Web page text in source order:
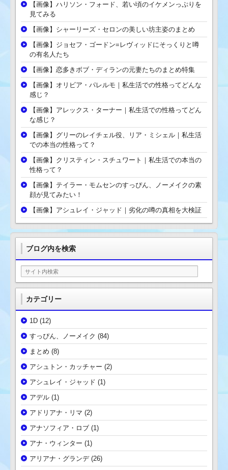
【画像】ハリソン・フォード、若い頃のイケメンっぷりを
見てみる
【画像】シャーリーズ・セロンの美しい坊主姿のまとめ
【画像】ジョセフ・ゴードン=レヴィッドにそっくりと噂
の有名人たち
【画像】恋多きボブ・ディランの元妻たちのまとめ特集
【画像】オリビア・パレルモ｜私生活での性格ってどんな
感じ？
【画像】アレックス・ターナー｜私生活での性格ってどん
な感じ？
【画像】グリーのレイチェル役、リア・ミシェル｜私生活
での本当の性格って？
【画像】クリスティン・スチュワート｜私生活での本当の
性格って？
【画像】テイラー・モムセンのすっぴん、ノーメイクの素
顔が見てみたい！
【画像】アシュレイ・ジャッド｜劣化の噂の真相を大検証
ブログ内を検索
カテゴリー
1D (12)
すっぴん、ノーメイク (84)
まとめ (8)
アシュトン・カッチャー (2)
アシュレイ・ジャッド (1)
アデル (1)
アドリアナ・リマ (2)
アナソフィア・ロブ (1)
アナ・ウィンター (1)
アリアナ・グランデ(26)